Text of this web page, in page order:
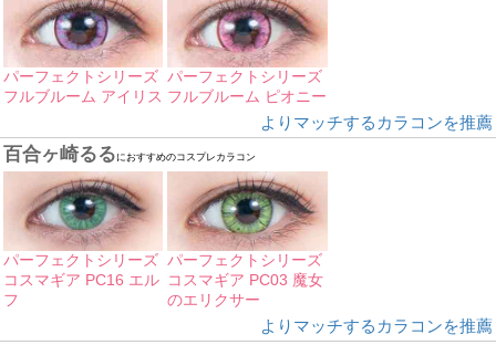
パーフェクトシリーズ
フルブルーム アイリス
パーフェクトシリーズ
フルブルーム ピオニー
よりマッチするカラコンを推薦
百合ヶ崎るるにおすすめのコスプレカラコン
パーフェクトシリーズ
コスマギア PC16 エル
フ
パーフェクトシリーズ
コスマギア PC03 魔女
のエリクサー
よりマッチするカラコンを推薦